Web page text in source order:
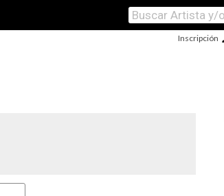
Inscripción